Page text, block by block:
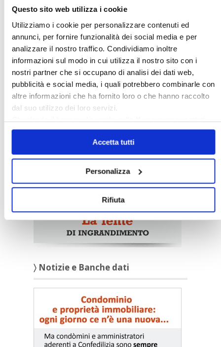
Questo sito web utilizza i cookie
Utilizziamo i cookie per personalizzare contenuti ed
annunci, per fornire funzionalità dei social media e per
analizzare il nostro traffico. Condividiamo inoltre
informazioni sul modo in cui utilizza il nostro sito con i
nostri partner che si occupano di analisi dei dati web,
pubblicità e social media, i quali potrebbero combinarle con
altre informazioni che ha fornito loro o che hanno raccolto
dal suo utilizzo dei loro servizi.
Chiudendo il banner cliccando sullaXverranno accettati
solo i cookie necessari.
Accetta tutti
Personalizza
Rifiuta
Italia Oggi – Luglio 2026
〉 Rubriche
〉 Notizie e Banche dati